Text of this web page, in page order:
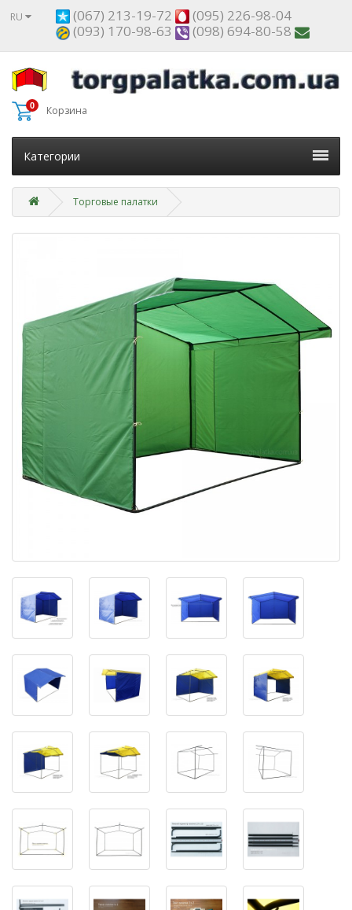
RU (067) 213-19-72
(095) 226-98-04
(093) 170-98-63
(098) 694-80-58
0 Корзина
Категории
Торговые палатки